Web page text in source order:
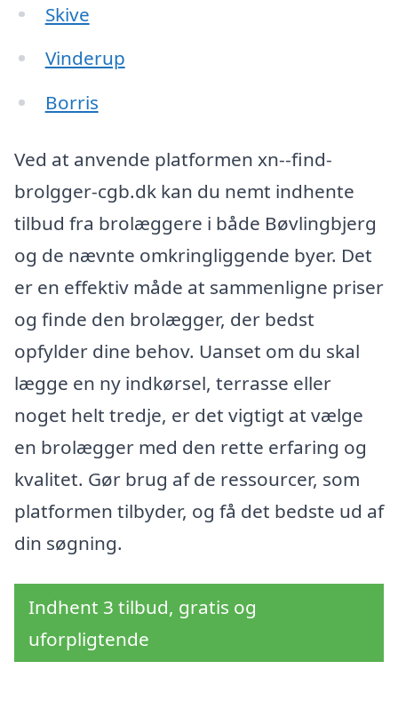
Skive
Vinderup
Borris
Ved at anvende platformen xn--find-
brolgger-cgb.dk kan du nemt indhente
tilbud fra brolæggere i både Bøvlingbjerg
og de nævnte omkringliggende byer. Det
er en effektiv måde at sammenligne priser
og finde den brolægger, der bedst
opfylder dine behov. Uanset om du skal
lægge en ny indkørsel, terrasse eller
noget helt tredje, er det vigtigt at vælge
en brolægger med den rette erfaring og
kvalitet. Gør brug af de ressourcer, som
platformen tilbyder, og få det bedste ud af
din søgning.
Indhent 3 tilbud, gratis og
uforpligtende